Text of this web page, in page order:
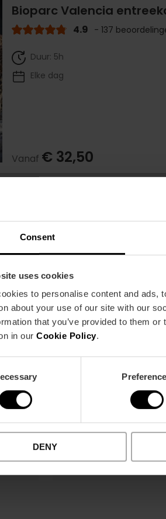
Consent
uses cookies
to personalise content and ads,
about your use of our site with our
that you’ve provided to them
in our Cookie Policy.
DENY
Bioparc Valencia
4.9 - 137
Duur: 5h
Elke dag
Vanaf € 32,50